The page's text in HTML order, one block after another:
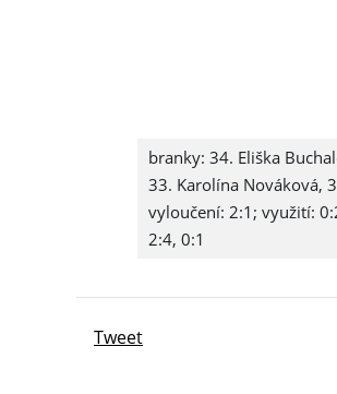
branky: 34. Eliška
33. Karolína Nováková,
vyloučení: 2:1; využití:
2:4, 0:1
Tweet